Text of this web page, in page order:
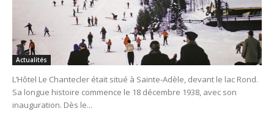
Actualités
L’Hôtel Le Chantecler était situé à Sainte-Adèle, devant le lac Rond.
Sa longue histoire commence le 18 décembre 1938, avec son
inauguration. Dès le...